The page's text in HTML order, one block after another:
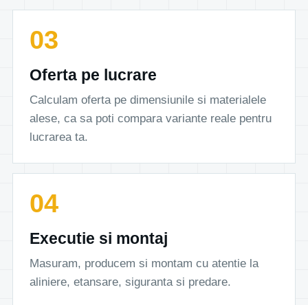
Oferta pe lucrare
Calculam oferta pe dimensiunile si materialele
alese, ca sa poti compara variante reale pentru
lucrarea ta.
Executie si montaj
Masuram, producem si montam cu atentie la
aliniere, etansare, siguranta si predare.